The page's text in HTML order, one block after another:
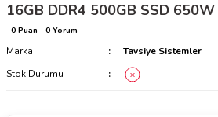
16GB DDR4 500GB SSD 650W
0 Puan - 0 Yorum
Marka
Tavsiye Sistemler
Stok Durumu